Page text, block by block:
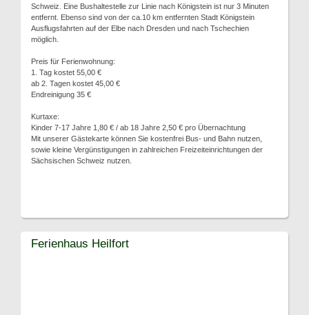
Schweiz. Eine Bushaltestelle zur Linie nach Königstein ist nur 3 Minuten
entfernt. Ebenso sind von der ca.10 km entfernten Stadt Königstein
Ausflugsfahrten auf der Elbe nach Dresden und nach Tschechien
möglich.
Preis für Ferienwohnung:
1. Tag kostet 55,00 €
ab 2. Tagen kostet 45,00 €
Endreinigung 35 €
Kurtaxe:
Kinder 7-17 Jahre 1,80 € / ab 18 Jahre 2,50 € pro Übernachtung
Mit unserer Gästekarte können Sie kostenfrei Bus- und Bahn nutzen,
sowie kleine Vergünstigungen in zahlreichen Freizeiteinrichtungen der
Sächsischen Schweiz nutzen.
Ferienhaus Heilfort